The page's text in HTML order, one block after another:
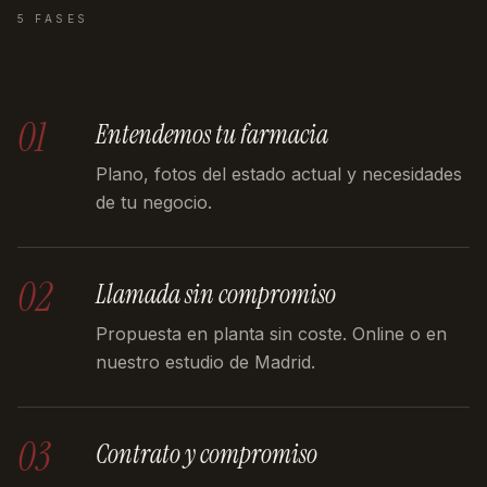
5 FASES
01 Entendemos tu farmacia
Plano, fotos del estado actual y necesidades
de tu negocio.
02 Llamada sin compromiso
Propuesta en planta sin coste. Online o en
nuestro estudio de Madrid.
03 Contrato y compromiso